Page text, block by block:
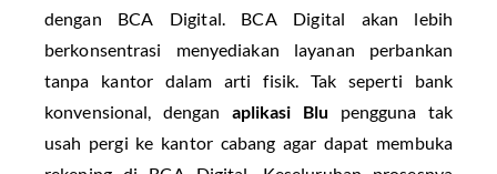
dengan BCA Digital. BCA Digital akan lebih
berkonsentrasi menyediakan layanan perbankan
tanpa kantor dalam arti fisik. Tak seperti bank
konvensional, dengan aplikasi Blu pengguna tak
usah pergi ke kantor cabang agar dapat membuka